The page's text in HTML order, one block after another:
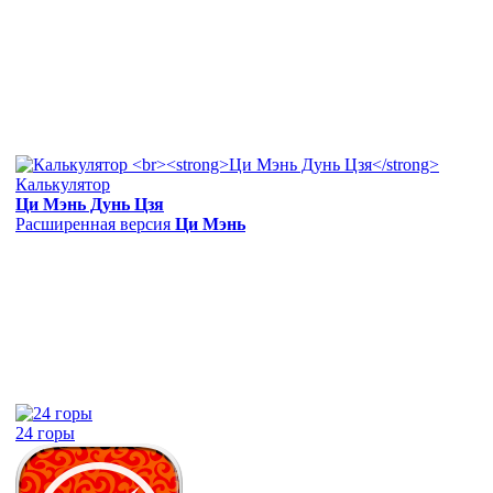
Калькулятор
Ци Мэнь Дунь Цзя
Расширенная версия Ци Мэнь
24 горы